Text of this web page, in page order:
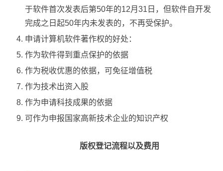
于软件首次发表后第50年的12月31日，但软件自开发
完成之日起50年内未发表的，不再受保护。
申请计算机软件著作权的好处：
作为软件得到重点保护的依据
作为税收优惠的依据，可免征增值税
作为技术出资入股
作为申请科技成果的依据
可作为申报国家高新技术企业的知识产权
版权登记流程以及费用